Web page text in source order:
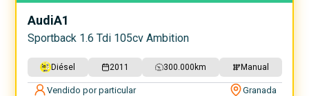
AudiA1
Sportback 1.6 Tdi 105cv Ambition
Diésel 2011 300.000 km Manual
Vendido por particular Granada